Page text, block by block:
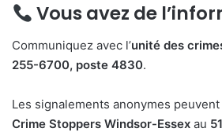
Vous avez de
Communiquez avec l’unité des
255-6700, poste 4830.
Les signalements anonymes
Crime Stoppers Windsor-Essex au